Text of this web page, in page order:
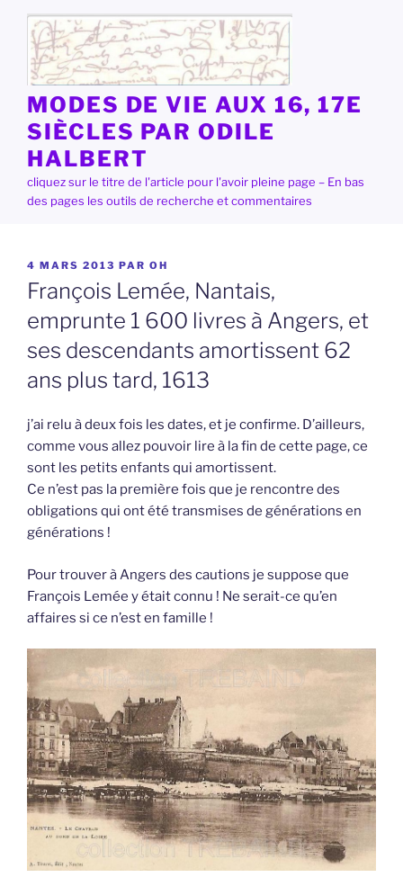
contenu
principal
MODES DE VIE AUX 16, 17E
SIÈCLES PAR ODILE
HALBERT
cliquez sur le titre de l'article pour l'avoir pleine page – En bas
des pages les outils de recherche et commentaires
PUBLIÉ
LE
4 MARS 2013 PAR OH
François Lemée, Nantais,
emprunte 1 600 livres à Angers, et
ses descendants amortissent 62
ans plus tard, 1613
j’ai relu à deux fois les dates, et je confirme. D’ailleurs,
comme vous allez pouvoir lire à la fin de cette page, ce
sont les petits enfants qui amortissent.
Ce n’est pas la première fois que je rencontre des
obligations qui ont été transmises de générations en
générations !
Pour trouver à Angers des cautions je suppose que
François Lemée y était connu ! Ne serait-ce qu’en
affaires si ce n’est en famille !